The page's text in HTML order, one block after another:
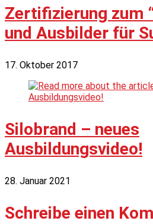
Zertifizierung zum
und Ausbilder für
17. Oktober 2017
Silobrand – neues
Ausbildungsvideo!
28. Januar 2021
Schreibe einen